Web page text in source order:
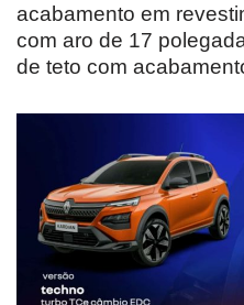
acabamento em
com aro de 17
de teto com